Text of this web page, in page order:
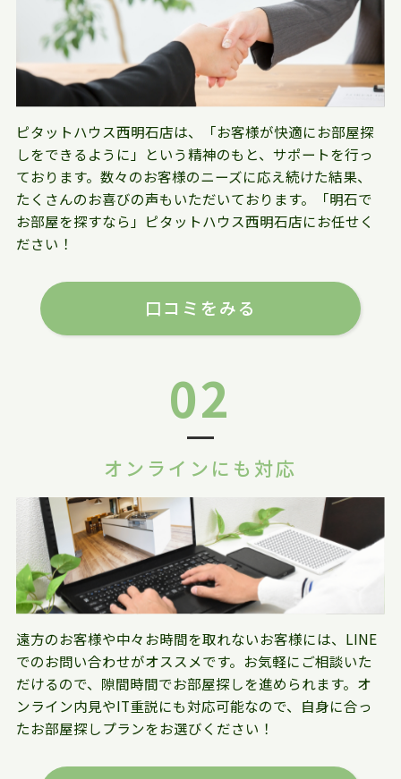
ピタットハウス西明石店は、「お客様が快適にお部屋探
しをできるように」という精神のもと、サポートを行っ
ております。数々のお客様のニーズに応え続けた結果、
たくさんのお喜びの声もいただいております。「明石で
お部屋を探すなら」ピタットハウス西明石店にお任せく
ださい！
口コミをみる
02
オンラインにも対応
遠方のお客様や中々お時間を取れないお客様には、LINE
でのお問い合わせがオススメです。お気軽にご相談いた
だけるので、隙間時間でお部屋探しを進められます。オ
ンライン内見やIT重説にも対応可能なので、自身に合っ
たお部屋探しプランをお選びください！